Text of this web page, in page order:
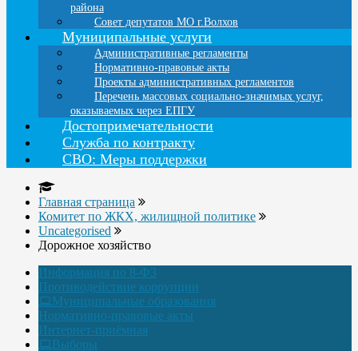
района
Совет депутатов МО г.Волхов
Муниципальные услуги
Административные регламенты
Нормативно-правовые акты
Проекты административных регламентов
Перечень массовых социально-значимых услуг,
оказываемых через ЕПГУ
Достопримечательности
Служба по контракту
СВО: Меры поддержки
Главная страница
Комитет по ЖКХ, жилищной политике
Uncategorised
Дорожное хозяйство
Информация по 8-ФЗ
Противодействие коррупции
Муниципальные образования
Нормативно-правовые акты
Интернет-приёмная
Выборы